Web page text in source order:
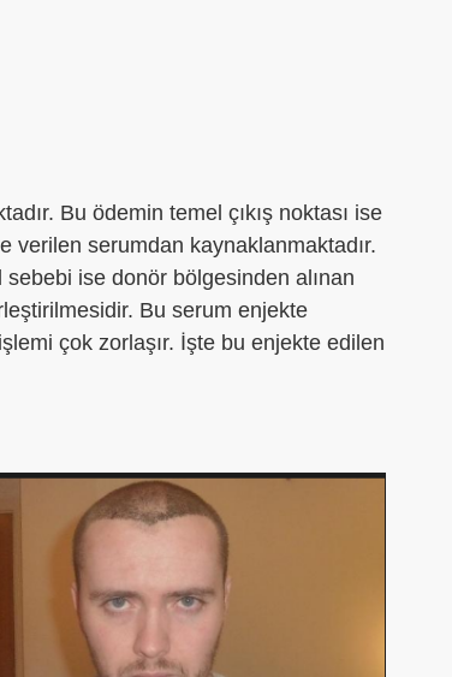
Bu ödemin temel çıkış noktası ise
verilen serumdan kaynaklanmaktadır.
ise donör bölgesinden alınan
Bu serum enjekte
çok zorlaşır. İşte bu enjekte edilen